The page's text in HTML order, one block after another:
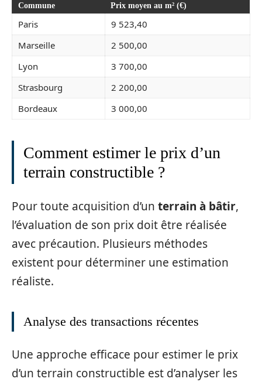
Commune Prix moyen au m² (€)
Paris
9 523,40
Marseille
2 500,00
Lyon
3 700,00
Strasbourg
2 200,00
Bordeaux
3 000,00
Comment estimer le prix d’un
terrain constructible ?
Pour toute acquisition d’un terrain à bâtir,
l’évaluation de son prix doit être réalisée
avec précaution. Plusieurs méthodes
existent pour déterminer une estimation
réaliste.
Analyse des transactions récentes
Une approche efficace pour estimer le prix
d’un terrain constructible est d’analyser les